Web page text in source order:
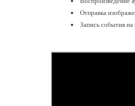
Отправка
Запись события на